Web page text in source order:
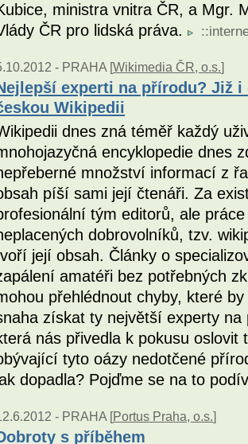
ministra vnitra ČR, a Mgr.
ČR pro lidská práva.
::
- PRAHA [Wikimedia ČR, o.s.]
experti na přírodu? Již
Wikipedii
dnes zná téměř každý
encyklopedie dnes
množství informací z
píší sami její čtenáři. Za
tým editorů, ale
dobrovolníků, tzv.
její obsah. Články o
amatéři bez potřebných
přehlédnout chyby, které
získat ty největší experty
nás přivedla k pokusu
tyto oázy nedotčené
dopadla? Pojďme se na to
- PRAHA [Portus Praha, o.s.]
s příběhem